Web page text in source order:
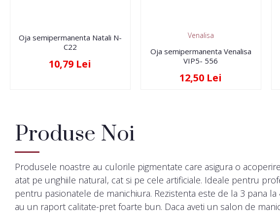
Oja semipermanenta Natali N-
C22
10,79 Lei
Venalisa
Oja semipermanenta Venalisa
VIP5- 556
12,50 Lei
Produse Noi
Produsele noastre au culorile pigmentate care asigura o
atat pe unghiile natural, cat si pe cele artificiale. Ideale pentru
pentru pasionatele de manichiura. Rezistenta este de la 3 pana la
au un raport calitate-pret foarte bun. Daca aveti un salon de